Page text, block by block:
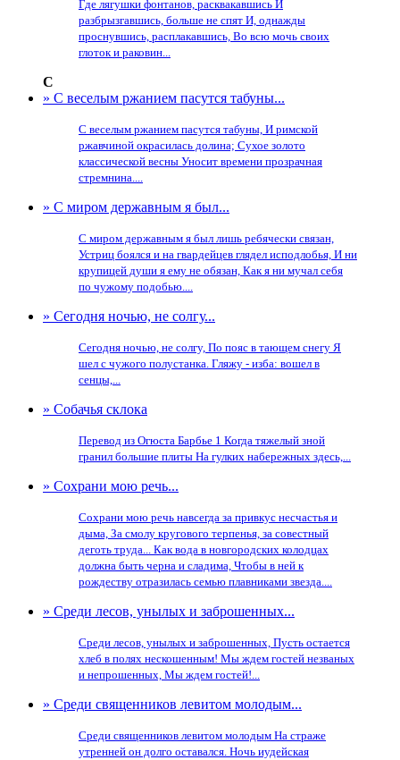
Где лягушки фонтанов, расквакавшись И
разбрызгавшись, больше не спят И, однажды
проснувшись, расплакавшись, Во всю мочь своих
глоток и раковин...
С
» С веселым ржанием пасутся табуны...
С веселым ржанием пасутся табуны, И римской
ржавчиной окрасилась долина; Сухое золото
классической весны Уносит времени прозрачная
стремнина....
» С миром державным я был...
С миром державным я был лишь ребячески связан,
Устриц боялся и на гвардейцев глядел исподлобья, И ни
крупицей души я ему не обязан, Как я ни мучал себя
по чужому подобью....
» Сегодня ночью, не солгу...
Сегодня ночью, не солгу, По пояс в тающем снегу Я
шел с чужого полустанка. Гляжу - изба: вошел в
сенцы,...
» Собачья склока
Перевод из Огюста Барбье 1 Когда тяжелый зной
гранил большие плиты На гулких набережных здесь,...
» Сохрани мою речь...
Сохрани мою речь навсегда за привкус несчастья и
дыма, За смолу кругового терпенья, за совестный
деготь труда... Как вода в новгородских колодцах
должна быть черна и сладима, Чтобы в ней к
рождеству отразилась семью плавниками звезда....
» Среди лесов, унылых и заброшенных...
Среди лесов, унылых и заброшенных, Пусть остается
хлеб в полях нескошенным! Мы ждем гостей незваных
и непрошенных, Мы ждем гостей!...
» Среди священников левитом молодым...
Среди священников левитом молодым На страже
утренней он долго оставался. Ночь иудейская